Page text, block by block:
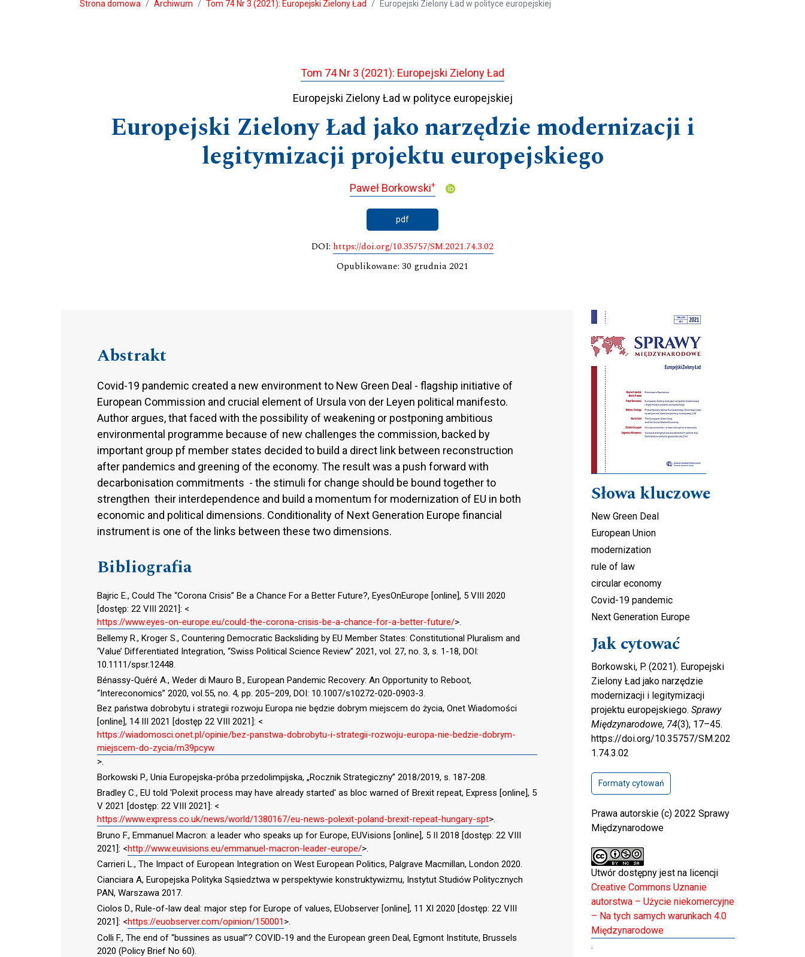
Strona domowa Archiwum Tom 74 Nr 3 (2021): Europejski Zielony Ład Europejski Zielony Ład w polityce europejskiej
Tom 74 Nr 3 (2021): Europejski Zielony Ład
Europejski Zielony Ład w polityce europejskiej
Europejski Zielony Ład jako narzędzie modernizacji i
legitymizacji projektu europejskiego
Paweł Borkowski+
pdf
DOI: https://doi.org/10.35757/SM.2021.74.3.02
Opublikowane: 30 grudnia 2021
Abstrakt
Covid-19 pandemic created a new environment to New Green Deal - flagship initiative of
European Commission and crucial element of Ursula von der Leyen political manifesto.
Author argues, that faced with the possibility of weakening or postponing ambitious
environmental programme because of new challenges the commission, backed by
important group pf member states decided to build a direct link between reconstruction
after pandemics and greening of the economy. The result was a push forward with
decarbonisation commitments - the stimuli for change should be bound together to
strengthen their interdependence and build a momentum for modernization of EU in both
economic and political dimensions. Conditionality of Next Generation Europe financial
instrument is one of the links between these two dimensions.
Bibliografia
Bajric E., Could The “Corona Crisis” Be a Chance For a Better Future?, EyesOnEurope [online], 5 VIII 2020
[dostęp: 22 VIII 2021]: <
https://www.eyes-on-europe.eu/could-the-corona-crisis-be-a-chance-for-a-better-future/>.
Bellemy R., Kroger S., Countering Democratic Backsliding by EU Member States: Constitutional Pluralism and
‘Value’ Differentiated Integration, “Swiss Political Science Review” 2021, vol. 27, no. 3, s. 1-18, DOI:
10.1111/spsr.12448.
Bénassy-Quéré A., Weder di Mauro B., European Pandemic Recovery: An Opportunity to Reboot,
“Intereconomics” 2020, vol.55, no. 4, pp. 205–209, DOI: 10.1007/s10272-020-0903-3.
Bez państwa dobrobytu i strategii rozwoju Europa nie będzie dobrym miejscem do życia, Onet Wiadomości
[online], 14 III 2021 [dostęp 22 VIII 2021]: <
https://wiadomosci.onet.pl/opinie/bez-panstwa-dobrobytu-i-strategii-rozwoju-europa-nie-bedzie-dobrym-
miejscem-do-zycia/m39pcyw
>.
Borkowski P., Unia Europejska-próba przedolimpijska, „Rocznik Strategiczny” 2018/2019, s. 187-208.
Bradley C., EU told 'Polexit process may have already started' as bloc warned of Brexit repeat, Express [online], 5
V 2021 [dostęp: 22 VIII 2021]: <
https://www.express.co.uk/news/world/1380167/eu-news-polexit-poland-brexit-repeat-hungary-spt>.
Bruno F., Emmanuel Macron: a leader who speaks up for Europe, EUVisions [online], 5 II 2018 [dostęp: 22 VIII
2021]: <http://www.euvisions.eu/emmanuel-macron-leader-europe/>.
Carrieri L., The Impact of European Integration on West European Politics, Palgrave Macmillan, London 2020.
Cianciara A, Europejska Polityka Sąsiedztwa w perspektywie konstruktywizmu, Instytut Studiów Politycznych
PAN, Warszawa 2017.
Ciolos D., Rule-of-law deal: major step for Europe of values, EUobserver [online], 11 XI 2020 [dostęp: 22 VIII
2021]: <https://euobserver.com/opinion/150001>.
Colli F., The end of “bussines as usual”? COVID-19 and the European green Deal, Egmont Institute, Brussels
2020 (Policy Brief No 60).
Cover image
Słowa kluczowe
New Green Deal
European Union
modernization
rule of law
circular economy
Covid-19 pandemic
Next Generation Europe
Jak cytować
Borkowski, P. (2021). Europejski
Zielony Ład jako narzędzie
modernizacji i legitymizacji
projektu europejskiego. Sprawy
Międzynarodowe, 74(3), 17–45.
https://doi.org/10.35757/SM.202
1.74.3.02
Formaty cytowań
Prawa autorskie (c) 2022 Sprawy
Międzynarodowe
Utwór dostępny jest na licencji
Creative Commons Uznanie
autorstwa – Użycie niekomercyjne
– Na tych samych warunkach 4.0
Międzynarodowe
.